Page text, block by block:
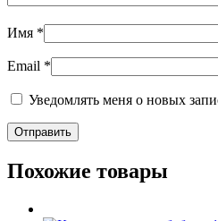
Имя *
Email *
Уведомлять меня о новых
Похожие товары